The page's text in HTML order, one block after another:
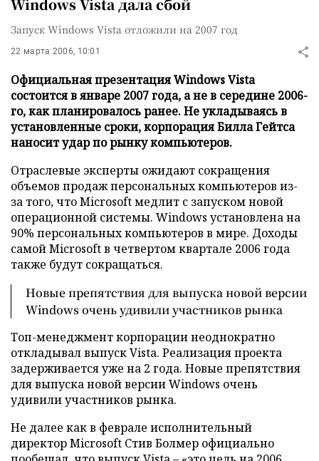
Windows Vista дала сбой
Запуск Windows Vista отложили на 2007 год
22 марта 2006, 10:01
Официальная презентация Windows Vista
состоится в январе 2007 года, а не в середине 2006-
го, как планировалось ранее. Не укладываясь в
установленные сроки, корпорация Билла Гейтса
наносит удар по рынку компьютеров.
Отраслевые эксперты ожидают сокращения
объемов продаж персональных компьютеров из-
за того, что Microsoft медлит с запуском новой
операционной системы. Windows установлена на
90% персональных компьютеров в мире. Доходы
самой Microsoft в четвертом квартале 2006 года
также будут сокращаться.
Новые препятствия для выпуска новой версии
Windows очень удивили участников рынка
Топ-менеджмент корпорации неоднократно
откладывал выпуск Vista. Реализация проекта
задерживается уже на 2 года. Новые препятствия
для выпуска новой версии Windows очень
удивили участников рынка.
Не далее как в феврале исполнительный
директор Microsoft Стив Болмер официально